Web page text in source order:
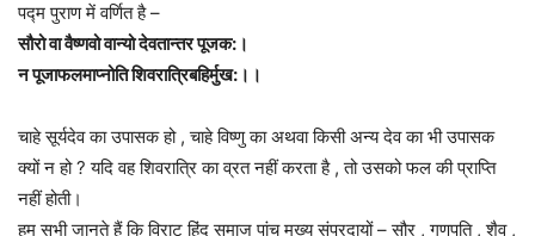
पद्म पुराण में वर्णित है –
सौरो वा वैष्णवो वान्यो देवतान्तर पूजक:।
न पूजाफलमाप्नोति शिवरात्रिबहिर्मुख:।।
चाहे सूर्यदेव का उपासक हो , चाहे विष्णु का अथवा किसी अन्य देव का भी उपासक
क्यों न हो ? यदि वह शिवरात्रि का व्रत नहीं करता है , तो उसको फल की प्राप्ति
नहीं होती।
हम सभी जानते हैं कि विराट हिंदू समाज पांच मुख्य संप्रदायों – सौर , गणपति , शैव ,